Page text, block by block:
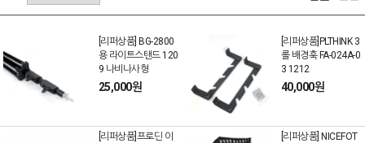
[리퍼상품] BG-2800
용 라이트스탠드 120
9 나비나사형
25,000원
[리퍼상품]PLTHINK 3
롤 배경훅 FA-024A-0
3 1212
40,000원
[리퍼상품]프로딘 이
[리퍼상품] NICEFOT